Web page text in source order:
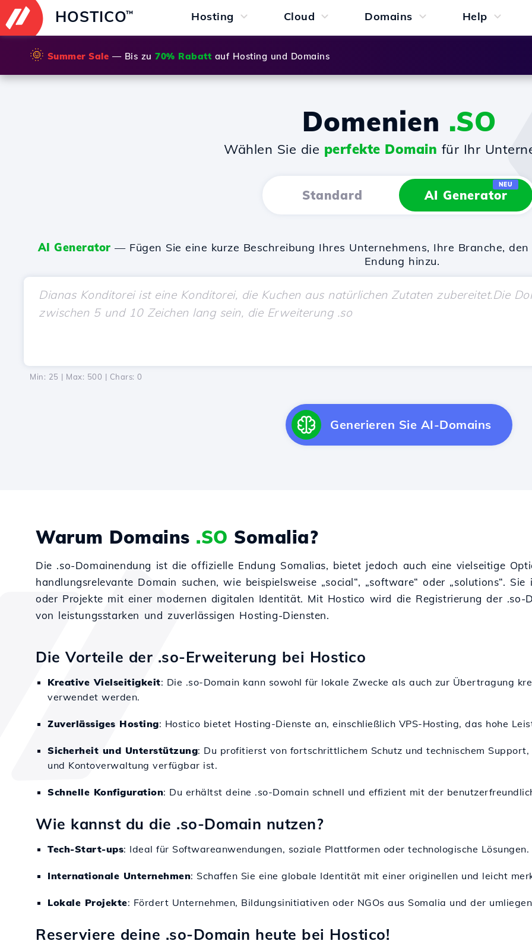
HOSTICO™ Hosting Cloud Domains Help
🌞 Summer Sale — Bis zu 70% Rabatt auf Hosting und Domains
Domenien .SO
Wählen Sie die perfekte Domain für Ihr
Standard AI Generator
NEU
AI Generator — Fügen Sie eine kurze Beschreibung Ihres Unternehmens, Ihre Branche,
Endung hinzu.
Min: 25 | Max: 500 | Chars: 0
Generieren Sie AI-Domains
Warum Domains .SO Somalia?
Die .so-Domainendung ist die offizielle Endung Somalias, bietet jedoch auch eine vielseitige
handlungsrelevante Domain suchen, wie beispielsweise „social“, „software“ oder „solutions“.
oder Projekte mit einer modernen digitalen Identität. Mit Hostico wird die Registrierung der .so-
von leistungsstarken und zuverlässigen Hosting-Diensten.
Die Vorteile der .so-Erweiterung bei Hostico
Kreative Vielseitigkeit: Die .so-Domain kann sowohl für lokale Zwecke als auch zur Übertragung
verwendet werden.
Zuverlässiges Hosting: Hostico bietet Hosting-Dienste an, einschließlich VPS-Hosting, das hohe
Sicherheit und Unterstützung: Du profitierst von fortschrittlichem Schutz und technischem
und Kontoverwaltung verfügbar ist.
Schnelle Konfiguration: Du erhältst deine .so-Domain schnell und effizient mit der
Wie kannst du die .so-Domain nutzen?
Tech-Start-ups: Ideal für Softwareanwendungen, soziale Plattformen oder technologische Lösungen.
Internationale Unternehmen: Schaffen Sie eine globale Identität mit einer originellen und leicht
Lokale Projekte: Fördert Unternehmen, Bildungsinitiativen oder NGOs aus Somalia und der
Reserviere deine .so-Domain heute bei Hostico!